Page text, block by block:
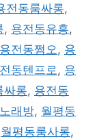
전동룸싸롱,
, 용전동유흥,
용전동쩜오, 용
동텐프로, 용
싸롱, 용전동
래방, 월평동
월평동룸사롱,